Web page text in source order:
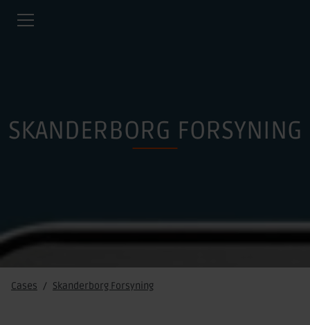
SKANDERBORG FORSYNING
Cases Skanderborg Forsyning